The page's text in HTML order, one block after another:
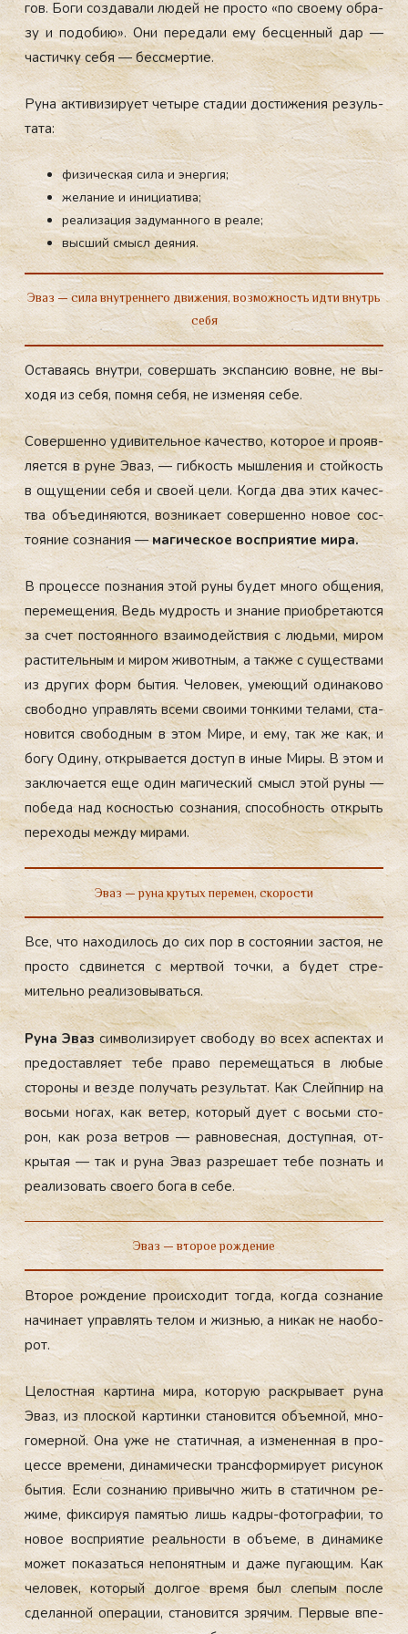
гов. Бо­ги соз­да­вали лю­дей не прос­то «по сво­ему об­ра­
зу и по­добию». Они пе­реда­ли ему бес­ценный дар —
час­тичку се­бя — бес­смер­тие.
Ру­на ак­ти­визи­ру­ет че­тыре ста­дии дос­ти­жения ре­зуль­
та­та:
физическая сила и энергия;
желание и инициатива;
реализация задуманного в реале;
высший смысл деяния.
Эваз — сила внутреннего движения, возможность идти внутрь
себя
Ос­та­ва­ясь внут­ри, со­вер­шать эк­спан­сию вов­не, не вы­
ходя из се­бя, пом­ня се­бя, не из­ме­няя се­бе.
Со­вер­шенно уди­витель­ное ка­чес­тво, ко­торое и про­яв­
ля­ет­ся в ру­не Эваз, — гиб­кость мыш­ле­ния и стой­кость
в ощу­щении се­бя и сво­ей це­ли. Ког­да два этих ка­чес­
тва объ­еди­ня­ют­ся, воз­ни­ка­ет со­вер­шенно но­вое сос­
то­яние соз­на­ния —ма­гичес­кое вос­при­ятие ми­ра.
В про­цес­се поз­на­ния этой ру­ны бу­дет мно­го об­ще­ния,
пе­реме­щения. Ведь муд­рость и зна­ние при­об­ре­та­ют­ся
за счет пос­то­ян­но­го вза­имо­дей­ствия с людь­ми, ми­ром
рас­ти­тель­ным и ми­ром жи­вот­ным, а так­же с су­щес­тва­ми
из дру­гих форм бы­тия. Че­ловек, уме­ющий оди­нако­во
сво­бод­но уп­равлять все­ми сво­ими тон­ки­ми те­лами, ста­
новит­ся сво­бод­ным в этом Ми­ре, и ему, так же как, и
бо­гу Оди­ну, от­кры­ва­ет­ся дос­туп в иные Ми­ры. В этом и
зак­лю­ча­ет­ся еще один ма­гичес­кий смысл этой ру­ны —
по­беда над кос­ностью соз­на­ния, спо­соб­ность от­крыть
пе­рехо­ды меж­ду ми­рами.
Эваз — руна крутых перемен, скорости
Все, что на­ходи­лось до сих пор в сос­то­янии зас­тоя, не
прос­то сдви­нет­ся с мер­твой точ­ки, а бу­дет стре­
митель­но ре­али­зовы­вать­ся.
Ру­на Эвазсим­во­лизи­ру­ет сво­боду во всех ас­пектах и
пре­дос­тавля­ет те­бе пра­во пе­реме­щать­ся в лю­бые
сто­роны и вез­де по­лучать ре­зуль­тат. Как Слей­пнир на
вось­ми но­гах, как ве­тер, ко­торый ду­ет с вось­ми сто­
рон, как ро­за вет­ров — рав­но­вес­ная, дос­тупная, от­
кры­тая — так и ру­на Эваз раз­ре­ша­ет те­бе поз­нать и
ре­али­зовать сво­его бо­га в се­бе.
Эваз — второе рождение
Вто­рое рож­де­ние про­ис­хо­дит тог­да, ког­да соз­на­ние
на­чина­ет уп­равлять те­лом и жизнью, а ни­как не на­обо­
рот.
Це­лос­тная кар­ти­на ми­ра, ко­торую рас­кры­ва­ет ру­на
Эваз, из плос­кой кар­тинки ста­новит­ся объ­ем­ной, мно­
гомер­ной. Она уже не ста­тич­ная, а из­ме­нен­ная в про­
цес­се вре­мени, ди­нами­чес­ки тран­сфор­ми­ру­ет ри­сунок
бы­тия. Ес­ли соз­на­нию при­выч­но жить в ста­тич­ном ре­
жиме, фик­си­руя па­мятью лишь кад­ры-фо­тог­ра­фии, то
но­вое вос­при­ятие ре­аль­нос­ти в объ­еме, в ди­нами­ке
мо­жет по­казать­ся не­понят­ным и да­же пу­га­ющим. Как
че­ловек, ко­торый дол­гое вре­мя был сле­пым пос­ле
сде­лан­ной опе­рации, ста­новит­ся зря­чим. Пер­вые впе­